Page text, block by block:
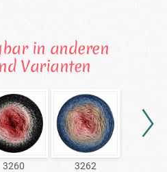
in anderen
Varianten
3260 3262